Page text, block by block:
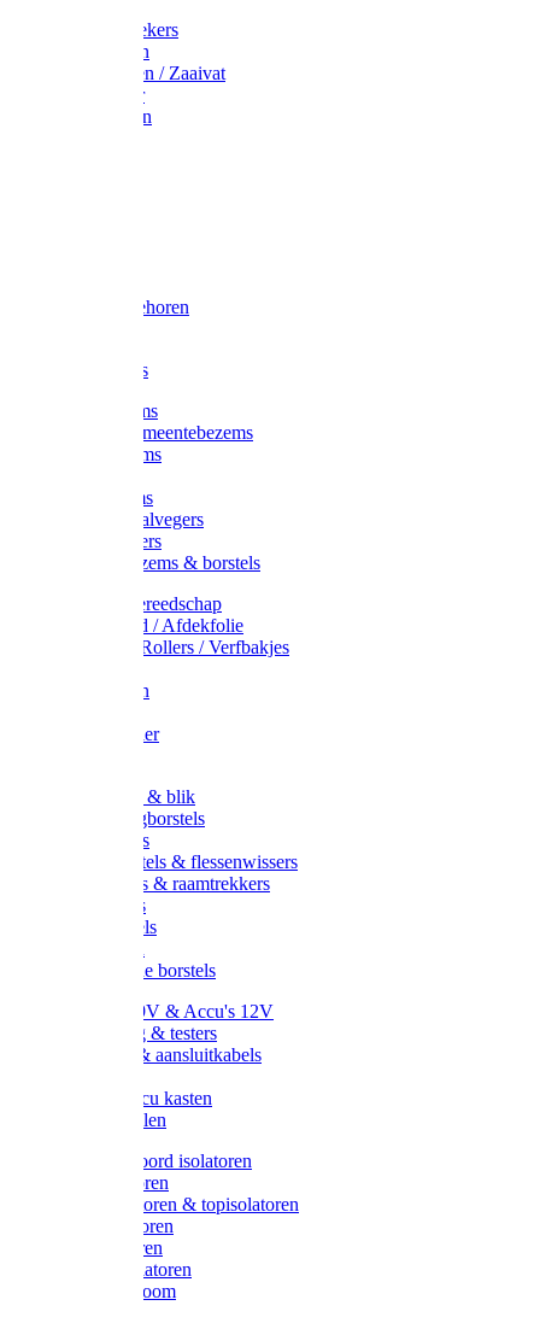
Graskantstekers
Verticuteren
Strooiwagen / Zaaivat
Grasmaaier
Grasscharen
Slede toebehoren
Composters
Straatbezems
Stads- / Gemeentebezems
Terrasbezems
Gootbezems
Kamer-/Zaalvegers
Vloertrekkers
Onkruidbezems & borstels
Schildersgereedschap
Afplakband / Afdekfolie
Kwasten / Rollers / Verfbakjes
Afdekfoliën
Schuurpapier
Handveger & blik
Voetenveegborstels
Handvegers
Afwasborstels & flessenwissers
Wasborstels & raamtrekkers
Tonborstels
Werkborstels
Hygienische borstels
Batterijen 9V & Accu's 12V
Beveiliging & testers
Kabelsets & aansluitkabels
Metalen accu kasten
Zonnepanelen
Draad & koord isolatoren
Ringisolatoren
Extra isolatoren & topisolatoren
Hoekisolatoren
Lintisolatoren
Afstandisolatoren
Isolatorenboom